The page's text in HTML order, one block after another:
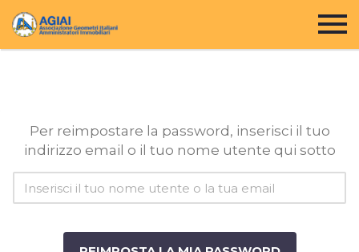
Per reimpostare la password, inserisci il tuo
indirizzo email o il tuo nome utente qui sotto